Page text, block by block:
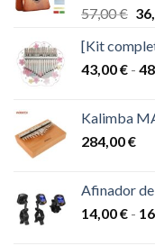
57,00€ O
[Kit
43,00€ -
Kalimba
284,00€
Afinador
14,00€ -